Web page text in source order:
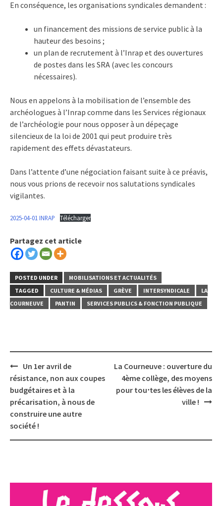
En conséquence, les organisations syndicales demandent :
un financement des missions de service public à la
hauteur des besoins ;
un plan de recrutement à l’Inrap et des ouvertures
de postes dans les SRA (avec les concours
nécessaires).
Nous en appelons à la mobilisation de l’ensemble des
archéologues à l’Inrap comme dans les Services régionaux
de l’archéologie pour nous opposer à un dépeçage
silencieux de la loi de 2001 qui peut produire très
rapidement des effets dévastateurs.
Dans l’attente d’une négociation faisant suite à ce préavis,
nous vous prions de recevoir nos salutations syndicales
vigilantes.
2025-04-01 INRAP Télécharger
Partagez cet article
POSTED UNDER
MOBILISATIONS ET ACTUALITÉS
TAGGED
CULTURE & MÉDIAS GRÈVE INTERSYNDICALE
LA
COURNEUVE
PANTIN SERVICES PUBLICS & FONCTION PUBLIQUE
Post
navigation
Un 1er avril de
résistance, non aux coupes
budgétaires et à la
précarisation, à nous de
construire une autre
société !
La Courneuve : ouverture du
4ème collège, des moyens
pour tou⋅tes les élèves de la
ville !